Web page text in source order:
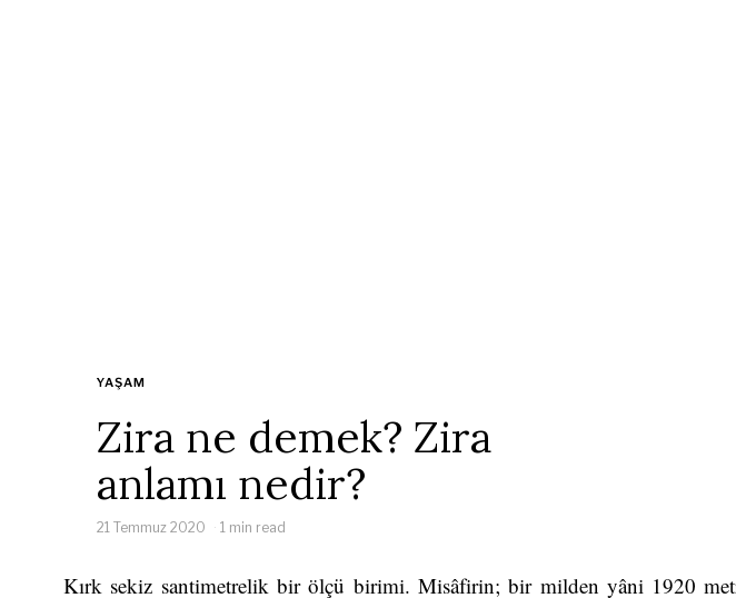
YAŞAM
Zira ne demek? Zira
anlamı nedir?
21 Temmuz 2020 1 min read
Kırk sekiz santimetrelik bir ölçü birimi. Misâfirin; bir milden yâni 1920